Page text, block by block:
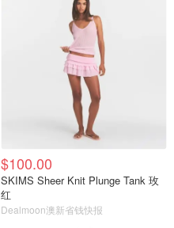
$100.00
SKIMS Sheer Knit Plunge Tank 玫
红
Dealmoon澳新省钱快报